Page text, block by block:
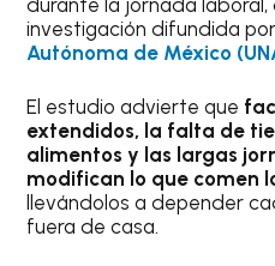
investigación difundida
Autónoma de México
El estudio advierte que
extendidos, la falta de
alimentos y las largas
modifican lo que comen
llevándolos a depender
fuera de casa.